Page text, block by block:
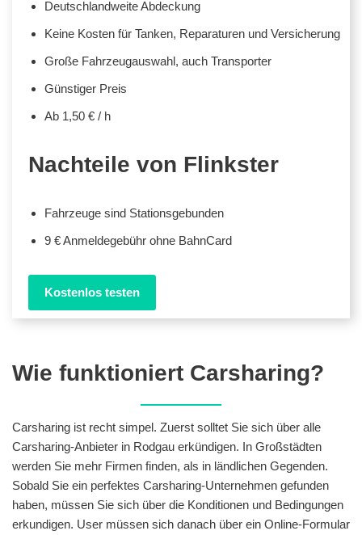
Deutschlandweite Abdeckung
Keine Kosten für Tanken, Reparaturen und Versicherung
Große Fahrzeugauswahl, auch Transporter
Günstiger Preis
Ab 1,50 € / h
Nachteile von Flinkster
Fahrzeuge sind Stationsgebunden
9 € Anmeldegebühr ohne BahnCard
Kostenlos testen
Wie funktioniert Carsharing?
Carsharing ist recht simpel. Zuerst solltet Sie sich über alle
Carsharing-Anbieter in Rodgau erkündigen. In Großstädten
werden Sie mehr Firmen finden, als in ländlichen Gegenden.
Sobald Sie ein perfektes Carsharing-Unternehmen gefunden
haben, müssen Sie sich über die Konditionen und Bedingungen
erkundigen. User müssen sich danach über ein Online-Formular